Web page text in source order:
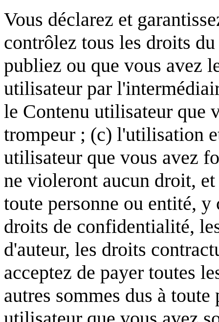
Vous déclarez et
contrôlez tous les droits
publiez ou que vous avez
utilisateur par
le Contenu utilisateur que
trompeur ; (c) l'utilisation
utilisateur que vous avez
ne violeront aucun droit,
toute personne ou entité,
droits de confidentialité,
d'auteur, les droits
acceptez de payer toutes
autres sommes dus à